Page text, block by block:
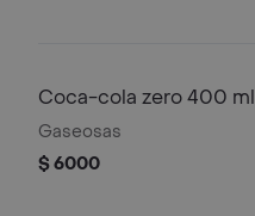
Coca-cola zero 400 ml
Gaseosas
$ 6000